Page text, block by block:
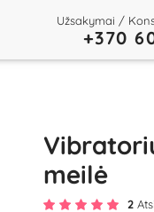
Užsakymai /
+370
meilė
2